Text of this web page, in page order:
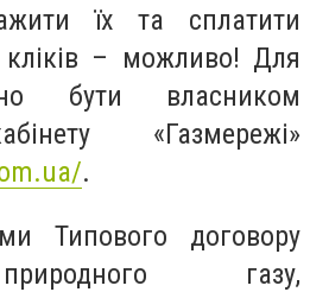
їх та сплатити
– можливо! Для
бути власником
«Газмережі»
.
Типового договору
газу,